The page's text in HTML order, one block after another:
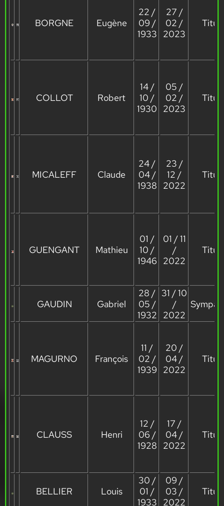
BORGNE Eugène
22 /
09 /
1933
27 /
02 /
2023
COLLOT Robert
14 /
10 /
1930
05 /
02 /
2023
MICALEFF Claude
24 /
04 /
1938
23 /
12 /
2022
GUENGANT Mathieu
01 /
10 /
1946
01 / 11
/
2022
GAUDIN Gabriel
28 /
05 /
1932
31 / 10
/
2022
MAGURNO François
11 /
02 /
1939
20 /
04 /
2022
CLAUSS Henri
12 /
06 /
1928
17 /
04 /
2022
BELLIER Louis
30 /
01 /
1933
09 /
03 /
2022